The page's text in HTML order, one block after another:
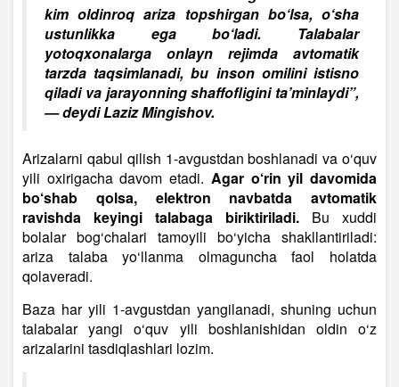
kim oldinroq ariza topshirgan bo‘lsa, o‘sha
ustunlikka ega bo‘ladi. Talabalar
yotoqxonalarga onlayn rejimda avtomatik
tarzda taqsimlanadi, bu inson omilini istisno
qiladi va jarayonning shaffofligini ta’minlaydi”,
— deydi Laziz Mingishov.
Arizalarni qabul qilish 1-avgustdan boshlanadi va o‘quv
yili oxirigacha davom etadi. Agar o‘rin yil davomida
bo‘shab qolsa, elektron navbatda avtomatik
ravishda keyingi talabaga biriktiriladi. Bu xuddi
bolalar bog‘chalari tamoyili bo‘yicha shakllantiriladi:
ariza talaba yo‘llanma olmaguncha faol holatda
qolaveradi.
Baza har yili 1-avgustdan yangilanadi, shuning uchun
talabalar yangi o‘quv yili boshlanishidan oldin o‘z
arizalarini tasdiqlashlari lozim.